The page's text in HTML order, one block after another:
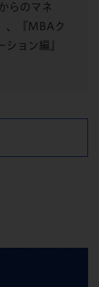
らのマネ
、『MBAク
ョン編』